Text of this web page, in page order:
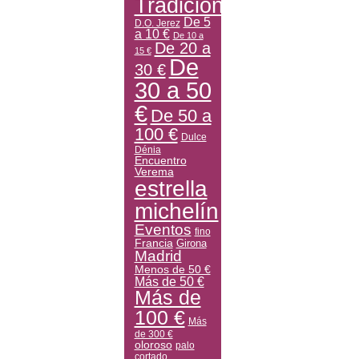
Tradicional
D.O. Jerez De 5
a 10 € De 10 a
15 € De 20 a
30 € De
30 a 50
€ De 50 a
100 € Dulce
Dénia
Encuentro
Verema
estrella
michelín
Eventos fino
Francia Girona
Madrid
Menos de 50 €
Más de 50 €
Más de
100 € Más
de 300 €
oloroso palo
cortado